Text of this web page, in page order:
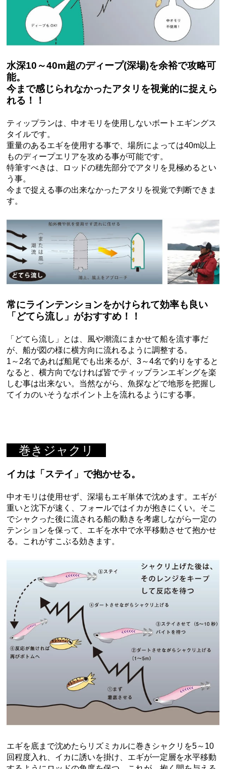
水深10～40m超のディープ(深場)を余裕で攻略可
能。
今まで感じられなかったアタリを視覚的に捉えら
れる！！
ティップランは、中オモリを使用しないボートエギングス
タイルです。
重量のあるエギを使用する事で、場所によっては40m以上
ものディープエリアを攻める事が可能です。
特筆すべきは、ロッドの穂先部分でアタリを見極めるとい
う事。
今まで捉える事の出来なかったアタリを視覚で判断できま
す。
常にラインテンションをかけられて効率も良い
「どてら流し」がおすすめ！！
「どてら流し」とは、風や潮流にまかせて船を流す事だ
が、船が図の様に横方向に流れるように調整する。
1～2名であれば船尾でも出来るが、3～4名で釣りをすると
なると、横方向でなければ皆でティップランエギングを楽
しむ事は出来ない。当然ながら、魚探などで地形を把握し
てイカのいそうなポイント上を流れるようにする事。
巻きジャクリ
イカは「ステイ」で抱かせる。
中オモリは使用せず、深場もエギ単体で沈めます。エギが
重いと沈下が速く、フォールではイカが抱きにくい。そこ
でシャクった後に流される船の動きを考慮しながら一定の
テンションを保って、エギを水中で水平移動させて抱かせ
る。これがすこぶる効きます。
エギを底まで沈めたらリズミカルに巻きシャクリを5～10
回程度入れ、イカに誘いを掛け、エギが一定層を水平移動